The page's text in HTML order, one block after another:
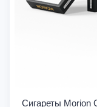
Сигареты Morion